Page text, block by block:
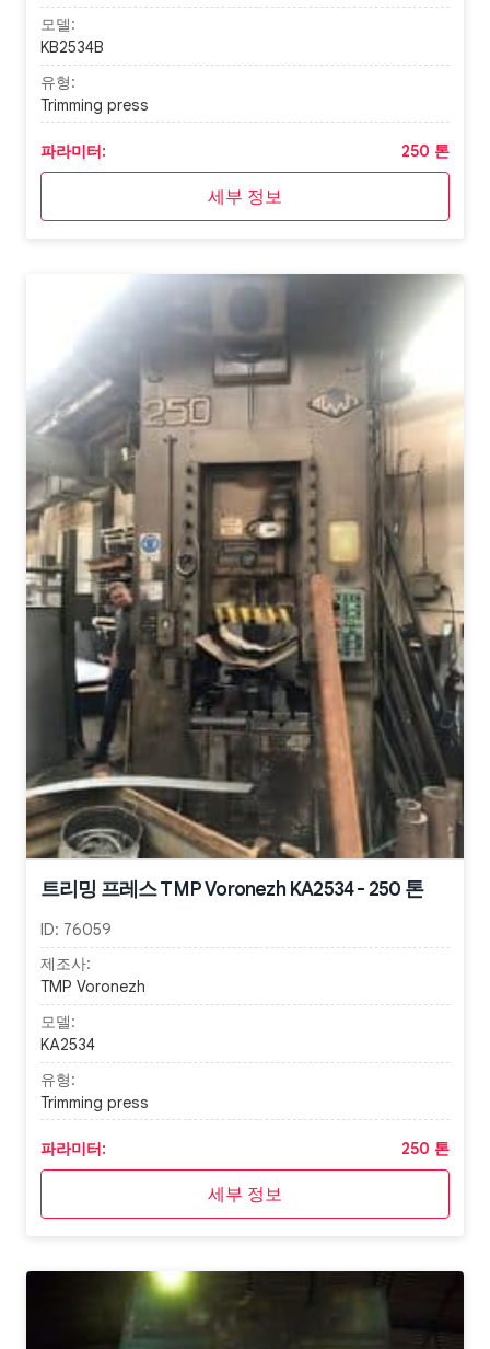
모델:
KB2534B
유형:
Trimming press
파라미터: 250 톤
세부 정보
트리밍 프레스 TMP Voronezh KA2534 - 250 톤
ID: 76059
제조사:
TMP Voronezh
모델:
KA2534
유형:
Trimming press
파라미터: 250 톤
세부 정보